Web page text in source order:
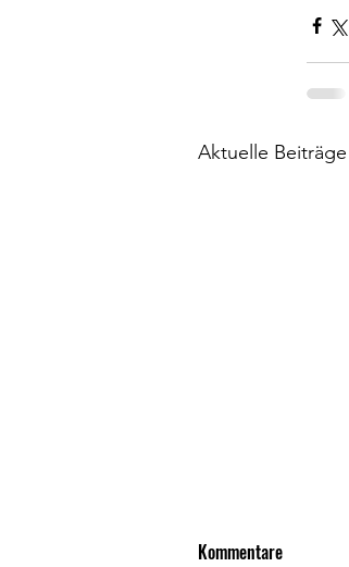
Aktuelle Beiträge
Kommentare